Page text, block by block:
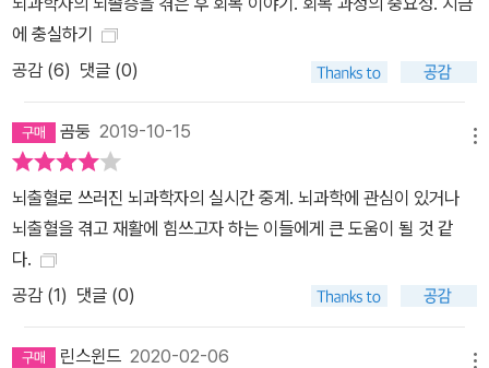
에 충실하기
공감 (6) 댓글 (0)
곰둥 2019-10-15
뇌출혈로 쓰러진 뇌과학자의 실시간 중계. 뇌과학에 관심이 있거나
뇌출혈을 겪고 재활에 힘쓰고자 하는 이들에게 큰 도움이 될 것 같
다.
공감 (1) 댓글 (0)
린스윈드 2020-02-06